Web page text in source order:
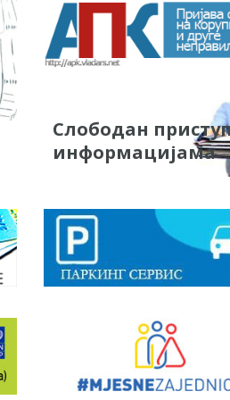
Слободан
информацијама